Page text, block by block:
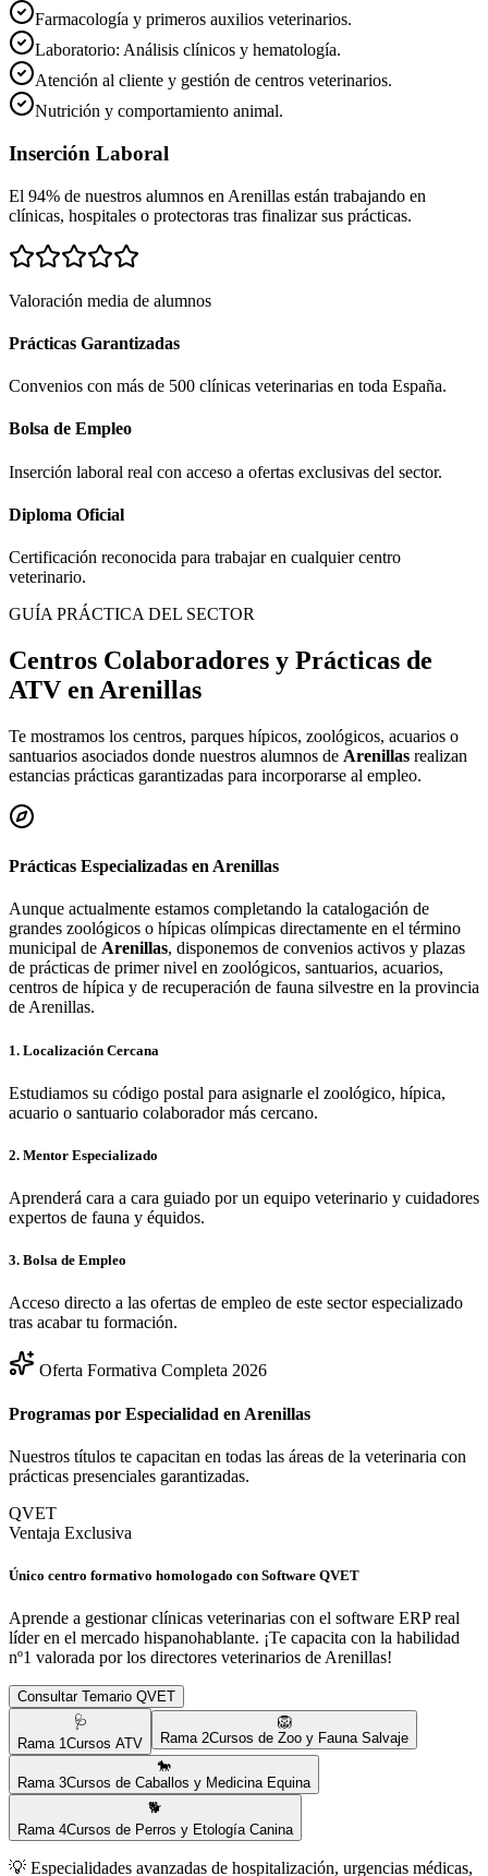
Farmacología y primeros auxilios veterinarios.
Laboratorio: Análisis clínicos y hematología.
Atención al cliente y gestión de centros veterinarios.
Nutrición y comportamiento animal.
Inserción Laboral
El 94% de nuestros alumnos en Arenillas están trabajando en
clínicas, hospitales o protectoras tras finalizar sus prácticas.
Valoración media de alumnos
Prácticas Garantizadas
Convenios con más de 500 clínicas veterinarias en toda España.
Bolsa de Empleo
Inserción laboral real con acceso a ofertas exclusivas del sector.
Diploma Oficial
Certificación reconocida para trabajar en cualquier centro
veterinario.
GUÍA PRÁCTICA DEL SECTOR
Centros Colaboradores y Prácticas de
ATV en Arenillas
Te mostramos los centros, parques hípicos, zoológicos, acuarios o
santuarios asociados donde nuestros alumnos de Arenillas realizan
estancias prácticas garantizadas para incorporarse al empleo.
Prácticas Especializadas en Arenillas
Aunque actualmente estamos completando la catalogación de
grandes zoológicos o hípicas olímpicas directamente en el término
municipal de Arenillas, disponemos de convenios activos y plazas
de prácticas de primer nivel en zoológicos, santuarios, acuarios,
centros de hípica y de recuperación de fauna silvestre en la provincia
deArenillas.
1. Localización Cercana
Estudiamos su código postal para asignarle el zoológico, hípica,
acuario o santuario colaborador más cercano.
2. Mentor Especializado
Aprenderá cara a cara guiado por un equipo veterinario y cuidadores
expertos de fauna y équidos.
3. Bolsa de Empleo
Acceso directo a las ofertas de empleo de este sector especializado
tras acabar tu formación.
Oferta Formativa Completa 2026
Programas por Especialidad en Arenillas
Nuestros títulos te capacitan en todas las áreas de la veterinaria con
prácticas presenciales garantizadas.
QVET
Ventaja Exclusiva
Único centro formativo homologado con Software QVET
Aprende a gestionar clínicas veterinarias con el software ERP real
líder en el mercado hispanohablante. ¡Te capacita con la habilidad
nº1 valorada por los directores veterinarios de Arenillas!
Consultar Temario QVET
🩺
Rama 1Cursos ATV
🦁
Rama 2Cursos de Zoo y Fauna Salvaje
🐎
Rama 3Cursos de Caballos y Medicina Equina
🐕
Rama 4Cursos de Perros y Etología Canina
💡 Especialidades avanzadas de hospitalización, urgencias médicas,